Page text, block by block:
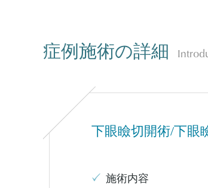
症例施術の詳細
下眼瞼切開術/下眼
施術内容